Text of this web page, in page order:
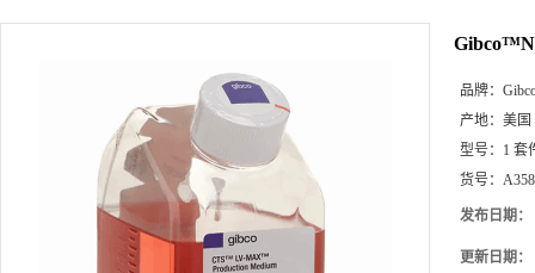
品牌：
产地： 美国
型号： 1 套
货号：
发布日期：
更新日期：